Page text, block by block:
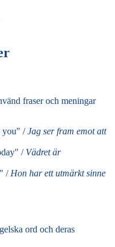
fraser och meningar
you" /Jag ser fram emot att
/ Vädret är
/ Hon har ett utmärkt sinne
ord och deras